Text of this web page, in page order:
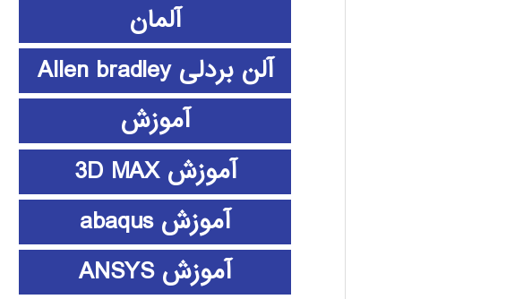
آلمان
آلن بردلی Allen bradley
آموزش
آموزش 3D MAX
آموزش abaqus
آموزش ANSYS